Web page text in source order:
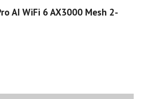
AI WiFi 6 AX3000 Mesh 2-